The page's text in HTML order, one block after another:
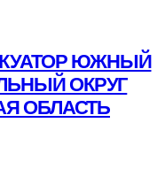
ЮЖНЫЙ
ОКРУГ
ОБЛАСТЬ